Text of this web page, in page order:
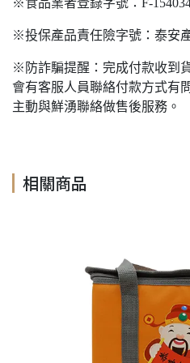
※食品業者登錄字號：F-
※投保產品責任險字號：泰安
※防詐騙提醒：完成付款收到
會有客服人員聯絡付款方式有
主動與鮮湧聯絡做售後服務。
相關商品